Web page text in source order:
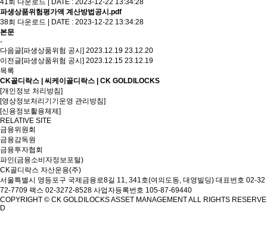
41회 다운로드 | DATE : 2023-12-22 13:34:28
파생상품위험평가액 계산방법공시.pdf
38회 다운로드 | DATE : 2023-12-22 13:34:28
본문
-
다음글[파생상품위험 공시] 2023.12.19 23.12.20
이전글[파생상품위험 공시] 2023.12.15 23.12.19
목록
CK골디락스 | 씨케이골디락스 | CK GOLDILOCKS
[개인정보 처리방침]
[영상정보처리기기운영 관리방침]
[신용정보활용체제]
RELATIVE SITE
금융위원회
금융감독원
금융투자협회
파인(금융소비자정보포털)
CK골디락스 자산운용(주)
서울특별시 영등포구 국제금융로8길 11, 341호(여의도동, 대영빌딩) 대표번호 02-32
72-7709 팩스 02-3272-8528 사업자등록번호 105-87-69440
COPYRIGHT © CK GOLDILOCKS ASSET MANAGEMENT ALL RIGHTS RESERVE
D